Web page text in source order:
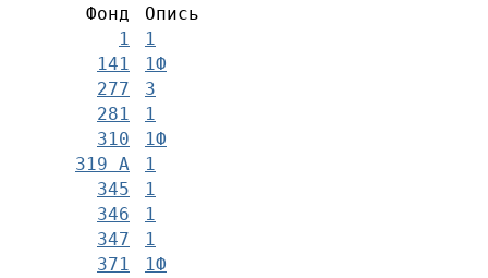
Фонд
Опись
1
1
141
1Ф
277
3
281
1
310
1Ф
319 А
1
345
1
346
1
347
1
371
1Ф